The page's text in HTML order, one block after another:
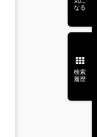
なる
検索
履歴